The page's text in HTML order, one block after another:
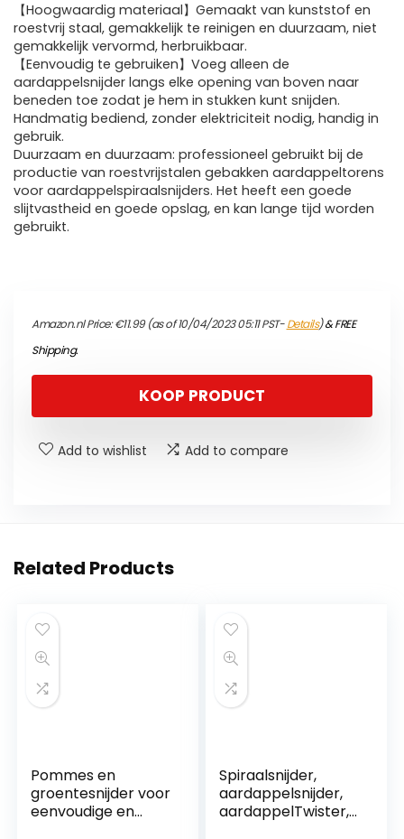
【Hoogwaardig materiaal】Gemaakt van kunststof en
roestvrij staal, gemakkelijk te reinigen en duurzaam, niet
gemakkelijk vervormd, herbruikbaar.
【Eenvoudig te gebruiken】Voeg alleen de
aardappelsnijder langs elke opening van boven naar
beneden toe zodat je hem in stukken kunt snijden.
Handmatig bediend, zonder elektriciteit nodig, handig in
gebruik.
Duurzaam en duurzaam: professioneel gebruikt bij de
productie van roestvrijstalen gebakken aardappeltorens
voor aardappelspiraalsnijders. Het heeft een goede
slijtvastheid en goede opslag, en kan lange tijd worden
gebruikt.
Amazon.nl Price:€11.99(as of 10/04/2023 05:11 PST-Details)&FREE
Shipping.
KOOP PRODUCT
Add to wishlist Add to compare
Related Products
Pommes en
groentesnijder voor
eenvoudige en
Spiraalsnijder,
aardappelsnijder,
aardappelTwister,